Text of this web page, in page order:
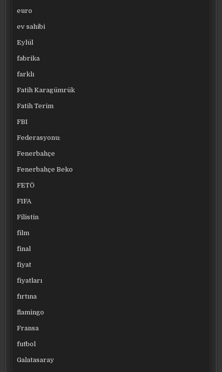
euro
ev sahibi
Eylül
fabrika
farklı
Fatih Karagümrük
Fatih Terim
FBI
Federasyonu:
Fenerbahçe
Fenerbahçe Beko
FETÖ
FIFA
Filistin
film
final
fiyat
fiyatları
fırtına
flamingo
Fransa
futbol
Galatasaray